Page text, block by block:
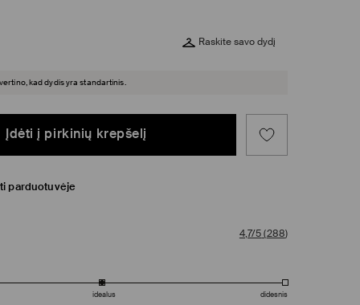
Raskite savo dydį
kad dydis yra standartinis.
Įdėti į pirkinių krepšelį
parduotuvėje
4,7/5(288)
idealus didesnis